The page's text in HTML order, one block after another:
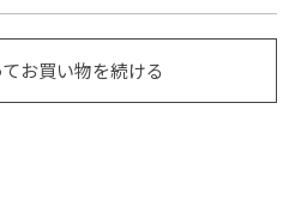
お買い物を続ける